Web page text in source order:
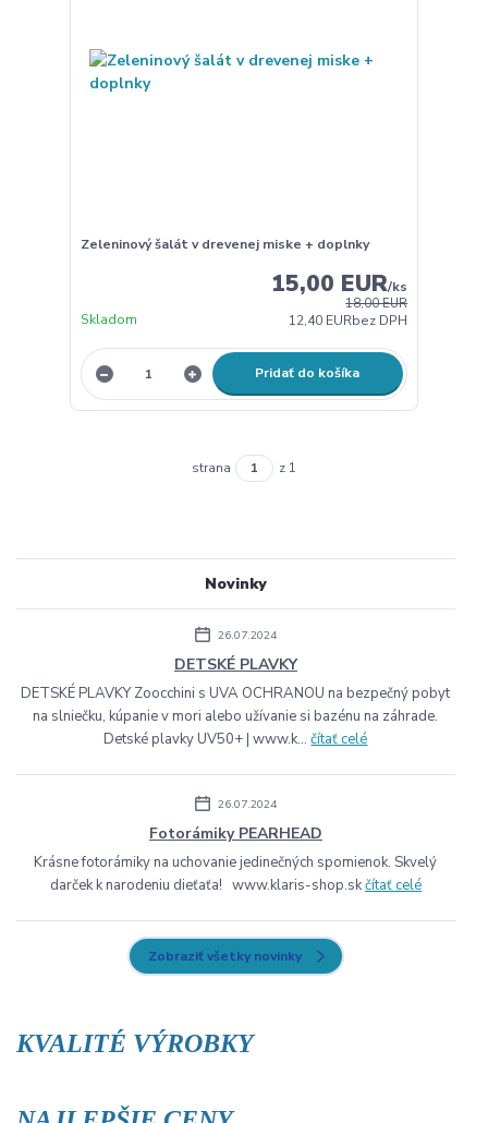
Zeleninový šalát v drevenej miske + doplnky
18,00 EUR
15,00 EUR/ks
12,40 EURbez DPH
Skladom
Pridať do košíka
strana z 1
Novinky
26.07.2024
DETSKÉ PLAVKY
DETSKÉ PLAVKY Zoocchini s UVA OCHRANOU na bezpečný pobyt
na slniečku, kúpanie v mori alebo užívanie si bazénu na záhrade.
Detské plavky UV50+ | www.k...čítať celé
26.07.2024
Fotorámiky PEARHEAD
Krásne fotorámiky na uchovanie jedinečných spomienok. Skvelý
darček k narodeniu dieťaťa! www.klaris-shop.skčítať celé
Zobraziť všetky novinky
KVALITÉ VÝROBKY